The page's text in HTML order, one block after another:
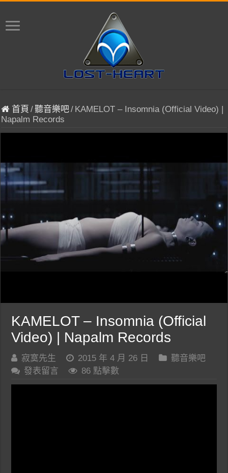
首頁 /聽音樂吧/ KAMELOT – Insomnia (Official Video) |
Napalm Records
KAMELOT – Insomnia (Official
Video) | Napalm Records
寂寞先生 2015 年 4 月 26 日
聽音樂吧
發表留言
86 點擊數